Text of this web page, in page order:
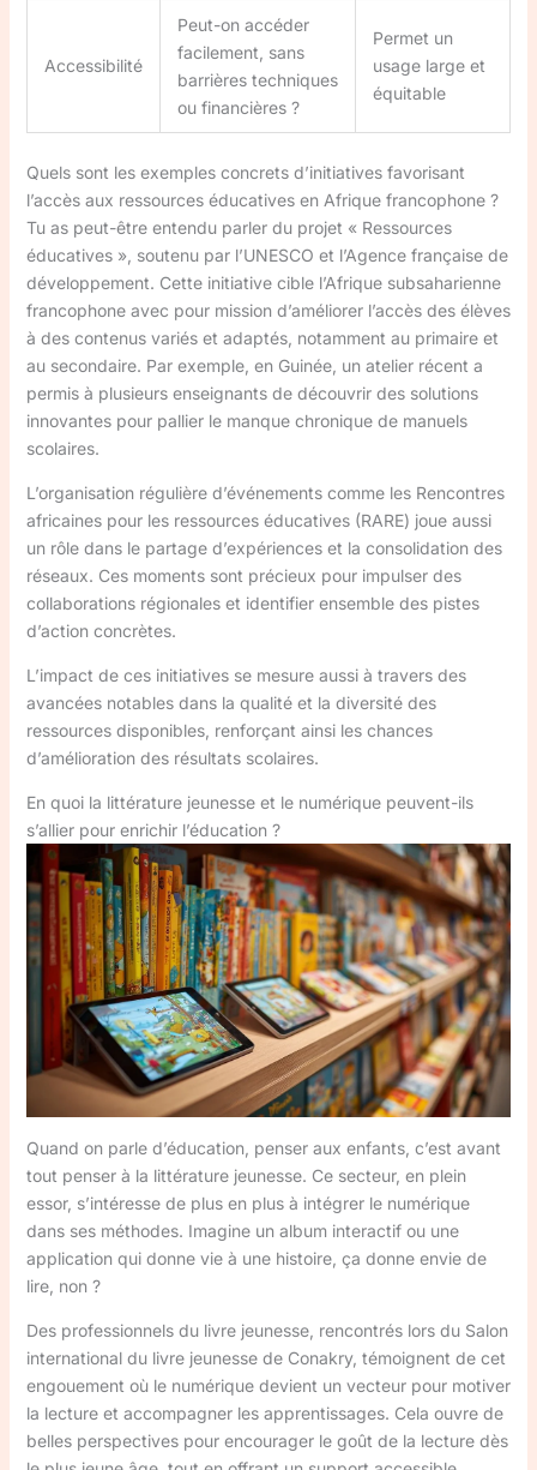
Accessibilité
Peut-on accéder
facilement, sans
barrières techniques
ou financières ?
Permet un
usage large et
équitable
Quels sont les exemples concrets d’initiatives favorisant
l’accès aux ressources éducatives en Afrique francophone ?
Tu as peut-être entendu parler du projet « Ressources
éducatives », soutenu par l’UNESCO et l’Agence française de
développement. Cette initiative cible l’Afrique subsaharienne
francophone avec pour mission d’améliorer l’accès des élèves
à des contenus variés et adaptés, notamment au primaire et
au secondaire. Par exemple, en Guinée, un atelier récent a
permis à plusieurs enseignants de découvrir des solutions
innovantes pour pallier le manque chronique de manuels
scolaires.
L’organisation régulière d’événements comme les Rencontres
africaines pour les ressources éducatives (RARE) joue aussi
un rôle dans le partage d’expériences et la consolidation des
réseaux. Ces moments sont précieux pour impulser des
collaborations régionales et identifier ensemble des pistes
d’action concrètes.
L’impact de ces initiatives se mesure aussi à travers des
avancées notables dans la qualité et la diversité des
ressources disponibles, renforçant ainsi les chances
d’amélioration des résultats scolaires.
En quoi la littérature jeunesse et le numérique peuvent-ils
s’allier pour enrichir l’éducation ?
Quand on parle d’éducation, penser aux enfants, c’est avant
tout penser à la littérature jeunesse. Ce secteur, en plein
essor, s’intéresse de plus en plus à intégrer le numérique
dans ses méthodes. Imagine un album interactif ou une
application qui donne vie à une histoire, ça donne envie de
lire, non ?
Des professionnels du livre jeunesse, rencontrés lors du Salon
international du livre jeunesse de Conakry, témoignent de cet
engouement où le numérique devient un vecteur pour motiver
la lecture et accompagner les apprentissages. Cela ouvre de
belles perspectives pour encourager le goût de la lecture dès